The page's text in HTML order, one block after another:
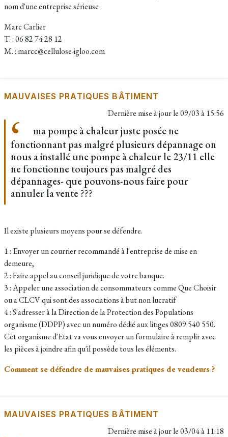
nom d'une entreprise sérieuse
Marc Carlier
T. : 06 82 74 28 12
M. : marcc@cellulose-igloo.com
MAUVAISES PRATIQUES BÂTIMENT
Dernière mise à jour le09/03 à 15:56
ma pompe à chaleur juste posée ne
fonctionnant pas malgré plusieurs dépannage on
nous a installé une pompe à chaleur le 23/11 elle
ne fonctionne toujours pas malgré des
dépannages- que pouvons-nous faire pour
annuler la vente ???
Il existe plusieurs moyens pour se défendre.
1 : Envoyer un courrier recommandé à l'entreprise de mise en
demeure,
2 : Faire appel au conseil juridique de votre banque.
3 : Appeler une association de consommateurs comme Que Choisir
ou a CLCV qui sont des associations à but non lucratif
4 : S'adresser à la Direction de la Protection des Populations
organisme (DDPP) avec un numéro dédié aux litiges 0809 540 550.
Cet organisme d'Etat va vous envoyer un formulaire à remplir avec
les pièces à joindre afin qu'il possède tous les éléments.
Comment se défendre de mauvaises pratiques de vendeurs ?
MAUVAISES PRATIQUES BÂTIMENT
Dernière mise à jour le03/04 à 11:18